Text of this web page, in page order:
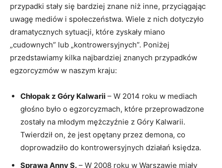
przypadki‌ stały się bardziej znane niż inne, przyciągając
uwagę mediów i‌ społeczeństwa.​ Wiele⁣ z nich dotyczyło
dramatycznych sytuacji, które zyskały miano
„cudownych” lub „kontrowersyjnych”. Poniżej
przedstawiamy kilka najbardziej znanych przypadków
egzorcyzmów ​w naszym kraju:
Chłopak z Góry Kalwarii – W 2014 roku w mediach
głośno było o egzorcyzmach, które przeprowadzone
zostały na młodym mężczyźnie z Góry Kalwarii.⁣
Twierdził on, ⁣że jest opętany przez⁤ demona, co
doprowadziło⁤ do ⁣kontrowersyjnych działań księdza.
Sprawa Anny ​S. – W 2008 roku ‌w Warszawie miały